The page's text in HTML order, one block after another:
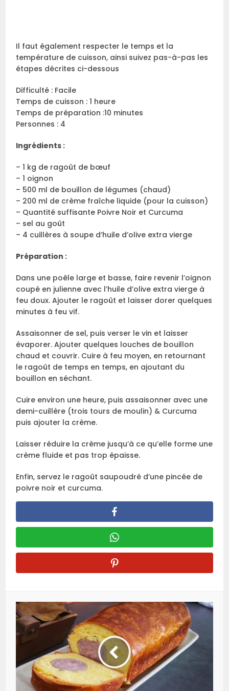
Il faut également respecter le temps et la
température de cuisson, ainsi suivez pas-à-pas les
étapes décrites ci-dessous
Difficulté : Facile
Temps de cuisson : 1 heure
Temps de préparation :10 minutes
Personnes : 4
Ingrédients :
– 1 kg de ragoût de bœuf
– 1 oignon
– 500 ml de bouillon de légumes (chaud)
– 200 ml de crème fraîche liquide (pour la cuisson)
– Quantité suffisante Poivre Noir et Curcuma
– sel au goût
– 4 cuillères à soupe d’huile d’olive extra vierge
Préparation :
Dans une poêle large et basse, faire revenir l’oignon
coupé en julienne avec l’huile d’olive extra vierge à
feu doux. Ajouter le ragoût et laisser dorer quelques
minutes à feu vif.
Assaisonner de sel, puis verser le vin et laisser
évaporer. Ajouter quelques louches de bouillon
chaud et couvrir. Cuire à feu moyen, en retournant
le ragoût de temps en temps, en ajoutant du
bouillon en séchant.
Cuire environ une heure, puis assaisonner avec une
demi-cuillère (trois tours de moulin) & Curcuma
puis ajouter la crème.
Laisser réduire la crème jusqu’à ce qu’elle forme une
crème fluide et pas trop épaisse.
Enfin, servez le ragoût saupoudré d’une pincée de
poivre noir et curcuma.